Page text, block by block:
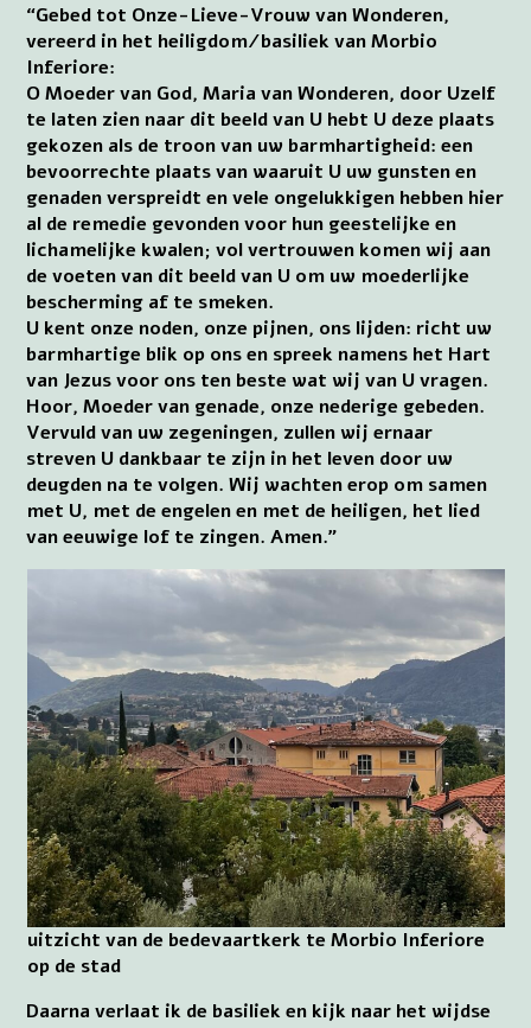
“Gebed tot Onze-Lieve-Vrouw van Wonderen,
vereerd in het heiligdom/basiliek van Morbio
Inferiore:
O Moeder van God, Maria van Wonderen, door Uzelf
te laten zien naar dit beeld van U hebt U deze plaats
gekozen als de troon van uw barmhartigheid: een
bevoorrechte plaats van waaruit U uw gunsten en
genaden verspreidt en vele ongelukkigen hebben hier
al de remedie gevonden voor hun geestelijke en
lichamelijke kwalen; vol vertrouwen komen wij aan
de voeten van dit beeld van U om uw moederlijke
bescherming af te smeken.
U kent onze noden, onze pijnen, ons lijden: richt uw
barmhartige blik op ons en spreek namens het Hart
van Jezus voor ons ten beste wat wij van U vragen.
Hoor, Moeder van genade, onze nederige gebeden.
Vervuld van uw zegeningen, zullen wij ernaar
streven U dankbaar te zijn in het leven door uw
deugden na te volgen. Wij wachten erop om samen
met U, met de engelen en met de heiligen, het lied
van eeuwige lof te zingen. Amen.”
uitzicht van de bedevaartkerk te Morbio Inferiore
op de stad
Daarna verlaat ik de basiliek en kijk naar het wijdse